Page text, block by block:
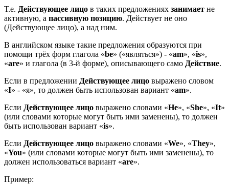
Т.е. Действующее лицо в таких предложениях занимает не
активную, а пассивную позицию. Действует не оно
(Действующее лицо), а над ним.
В английском языке такие предложения образуются при
помощи трёх форм глагола «be» («являться») - «am», «is»,
«are» и глагола (в 3-й форме), описывающего само Действие.
Если в предложении Действующее лицо выражено словом
«I» - «я», то должен быть использован вариант «am».
Если Действующее лицо выражено словами «He», «She», «It»
(или словами которые могут быть ими заменены), то должен
быть использован вариант «is».
Если Действующее лицо выражено словами «We», «They»,
«You» (или словами которые могут быть ими заменены), то
должен использоваться вариант «are».
Пример: